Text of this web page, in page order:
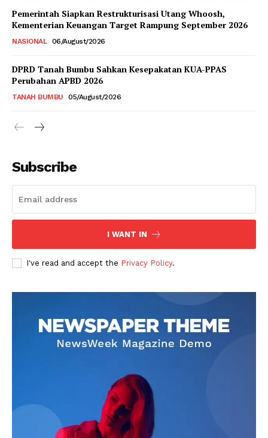
Pemerintah Siapkan Restrukturisasi Utang Whoosh,
Kementerian Keuangan Target Rampung September 2026
NASIONAL 06/August/2026
DPRD Tanah Bumbu Sahkan Kesepakatan KUA-PPAS
Perubahan APBD 2026
TANAH BUMBU 05/August/2026
Subscribe
I WANT IN
I've read and accept the Privacy Policy.